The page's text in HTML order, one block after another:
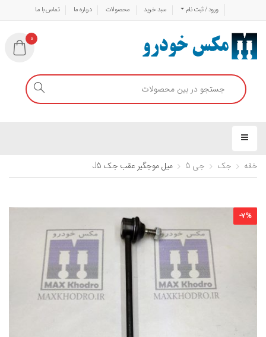
ورود / ثبت نام سبد خرید محصولات درباره ما تماس با ما
0
خانه جک جی 5 میل موجگیر عقب جک J5
-7%